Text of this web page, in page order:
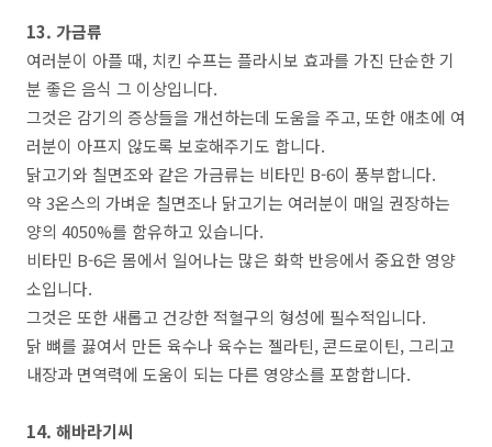
13. 가금류
여러분이 아플 때, 치킨 수프는 플라시보 효과를 가진 단순한 기
분 좋은 음식 그 이상입니다.
그것은 감기의 증상들을 개선하는데 도움을 주고, 또한 애초에 여
러분이 아프지 않도록 보호해주기도 합니다.
닭고기와 칠면조와 같은 가금류는 비타민 B-6이 풍부합니다.
약 3온스의 가벼운 칠면조나 닭고기는 여러분이 매일 권장하는
양의 4050%를 함유하고 있습니다.
비타민 B-6은 몸에서 일어나는 많은 화학 반응에서 중요한 영양
소입니다.
그것은 또한 새롭고 건강한 적혈구의 형성에 필수적입니다.
닭 뼈를 끓여서 만든 육수나 육수는 젤라틴, 콘드로이틴, 그리고
내장과 면역력에 도움이 되는 다른 영양소를 포함합니다.
14. 해바라기씨